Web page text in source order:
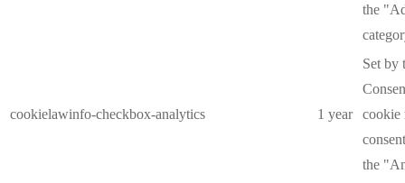
the
cookielawinfo-checkbox-analytics 1 year
Set by
cookie
the